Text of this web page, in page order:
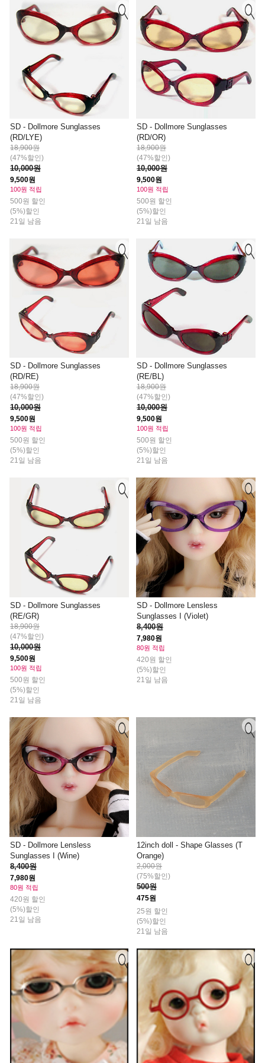
SD - Dollmore Sunglasses
(RD/LYE)
18,900원
(47%할인)
10,000원
9,500원
100원 적립
500원 할인
(5%)할인
21일 남음
SD - Dollmore Sunglasses
(RD/OR)
18,900원
(47%할인)
10,000원
9,500원
100원 적립
500원 할인
(5%)할인
21일 남음
SD - Dollmore Sunglasses
(RD/RE)
18,900원
(47%할인)
10,000원
9,500원
100원 적립
500원 할인
(5%)할인
21일 남음
SD - Dollmore Sunglasses
(RE/BL)
18,900원
(47%할인)
10,000원
9,500원
100원 적립
500원 할인
(5%)할인
21일 남음
SD - Dollmore Sunglasses
(RE/GR)
18,900원
(47%할인)
10,000원
9,500원
100원 적립
500원 할인
(5%)할인
21일 남음
SD - Dollmore Lensless
Sunglasses I (Violet)
8,400원
7,980원
80원 적립
420원 할인
(5%)할인
21일 남음
SD - Dollmore Lensless
Sunglasses I (Wine)
8,400원
7,980원
80원 적립
420원 할인
(5%)할인
21일 남음
12inch doll - Shape Glasses (T
Orange)
2,000원
(75%할인)
500원
475원
25원 할인
(5%)할인
21일 남음